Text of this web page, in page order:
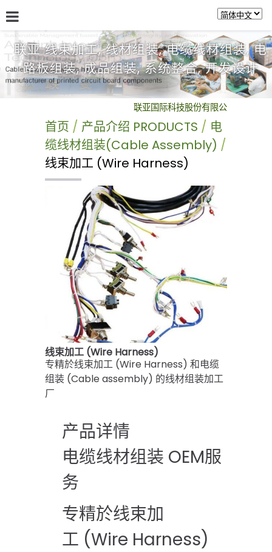
联亚 线束加工, 线材组装, 电缆线材组装, 电
路板组装, 成品组装, 系统整合, 开发设计
关於联亚 ABOUT US 最新讯息 NEWS 产品介绍
联亚国际科技股份有限公司
首页 产品介绍 PRODUCTS
电
缆线材组装(Cable Assembly)
线束加工 (Wire Harness)
线束加工 (Wire Harness)
专精於线束加工 (Wire Harness) 和电缆
组装 (Cable assembly) 的线材组装加工
厂
产品详情
电缆线材组装 OEM服
务
专精於线束加
工 (Wire Harness)